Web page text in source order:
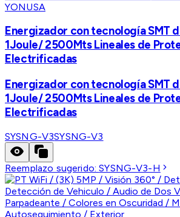
YONUSA
Energizador con tecnología SMT
1Joule/ 2500Mts Lineales de
Electrificadas
Energizador con tecnología SMT
1Joule/ 2500Mts Lineales de
Electrificadas
SYSNG-V3SYSNG-V3
Reemplazo sugerido:SYSNG-V3-H